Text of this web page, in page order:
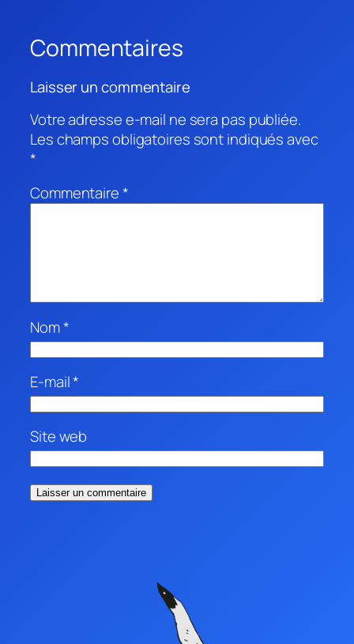
Commentaires
Laisser un commentaire
Votre adresse e-mail ne sera pas publiée.
Les champs obligatoires sont indiqués avec
*
Commentaire*
Nom*
E-mail*
Site web